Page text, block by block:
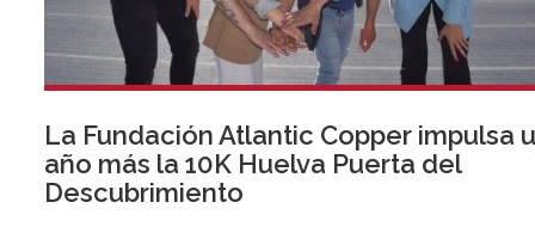
La Fundación Atlantic Copper impulsa
año más la 10K Huelva Puerta del
Descubrimiento